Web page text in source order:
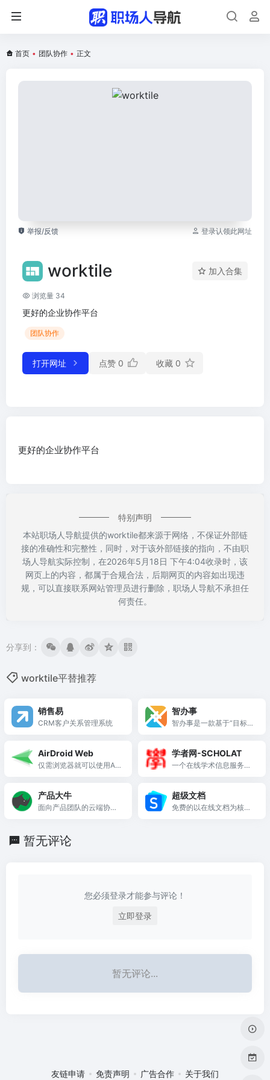
首页 • 团队协作 • 正文
举报/反馈 登录认领此网址
worktile 加入合集
浏览量 34
更好的企业协作平台
团队协作
打开网址 点赞 0 收藏 0
更好的企业协作平台
特别声明
本站职场人导航提供的worktile都来源于网络，不保证外部链
接的准确性和完整性，同时，对于该外部链接的指向，不由职
场人导航实际控制，在2026年5月18日 下午4:04收录时，该
网页上的内容，都属于合规合法，后期网页的内容如出现违
规，可以直接联系网站管理员进行删除，职场人导航不承担任
何责任。
分享到：
worktile平替推荐
销售易
CRM客户关系管理系统
智办事
智办事是一款基于“目标
有目标管理、项目管理、
任务协作和绩效管理
AirDroid Web
仅需浏览器就可以使用Air
学者网-SCHOLAT
一个在线学术信息服务平
产品大牛
面向产品团队的云端协作
tch、PPT、Excel等文
超级文档
免费的以在线文档为核心
暂无评论
您必须登录才能参与评论！
立即登录
暂无评论...
友链申请 免责声明 广告合作 关于我们